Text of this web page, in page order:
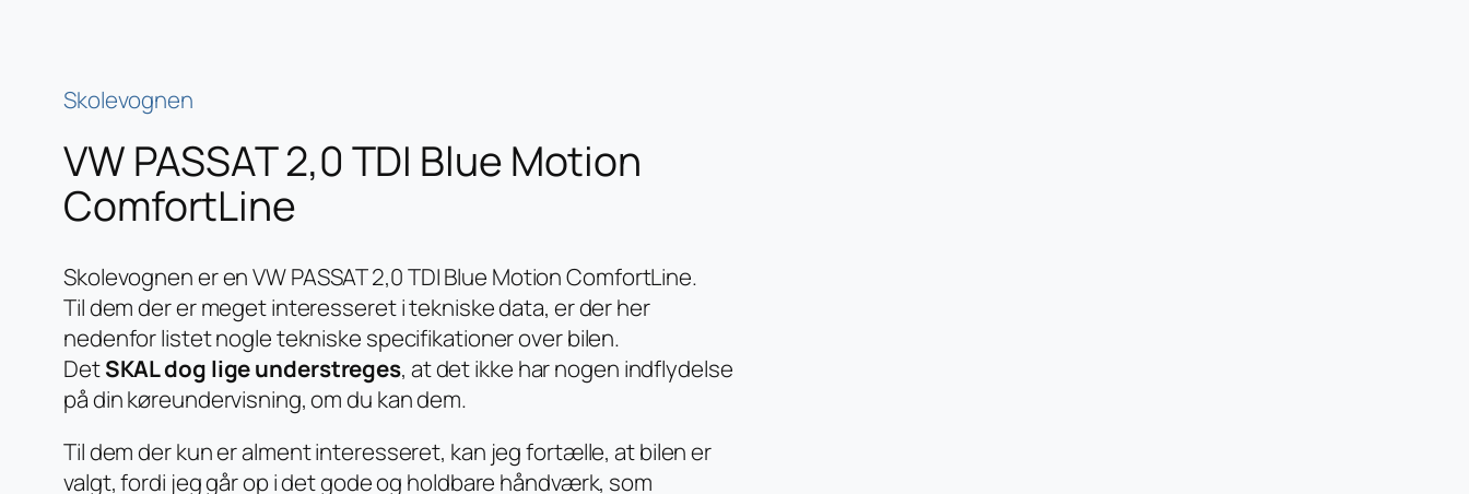
Skolevognen
VW PASSAT 2,0 TDI Blue Motion
ComfortLine
Skolevognen er en VW PASSAT 2,0 TDI Blue Motion ComfortLine.
Til dem der er meget interesseret i tekniske data, er der her
nedenfor listet nogle tekniske specifikationer over bilen.
DetSKAL dog lige understreges, at det ikke har nogen indflydelse
på din køreundervisning, om du kan dem.
Til dem der kun er alment interesseret, kan jeg fortælle, at bilen er
valgt, fordi jeg går op i det gode og holdbare håndværk, som